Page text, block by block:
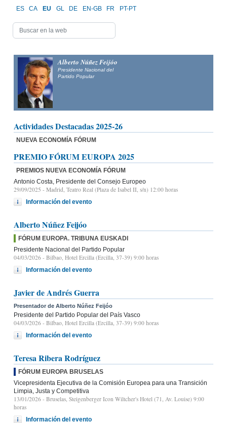
ES CA EU GL DE EN-GB FR PT-PT
Alberto Núñez Feijóo
Presidente Nacional del
Partido Popular
Actividades Destacadas 2025-26
NUEVA ECONOMÍA FÓRUM
PREMIO FÓRUM EUROPA 2025
PREMIOS NUEVA ECONOMÍA FÓRUM
Antonio Costa, Presidente del Consejo Europeo
29/09/2025 - Madrid, Teatro Real (Plaza de Isabel II, s/n) 12:00 horas
Información del evento
Alberto Núñez Feijóo
FÓRUM EUROPA. TRIBUNA EUSKADI
Presidente Nacional del Partido Popular
04/03/2026 - Bilbao, Hotel Ercilla (Ercilla, 37-39) 9:00 horas
Información del evento
Javier de Andrés Guerra
Presentador de Alberto Núñez Feijóo
Presidente del Partido Popular del País Vasco
04/03/2026 - Bilbao, Hotel Ercilla (Ercilla, 37-39) 9:00 horas
Información del evento
Teresa Ribera Rodríguez
FÓRUM EUROPA BRUSELAS
Vicepresidenta Ejecutiva de la Comisión Europea para una Transición
Limpia, Justa y Competitiva
13/01/2026 - Bruselas, Steigenberger Icon Wiltcher's Hotel (71, Av. Louise) 9:00
horas
Información del evento